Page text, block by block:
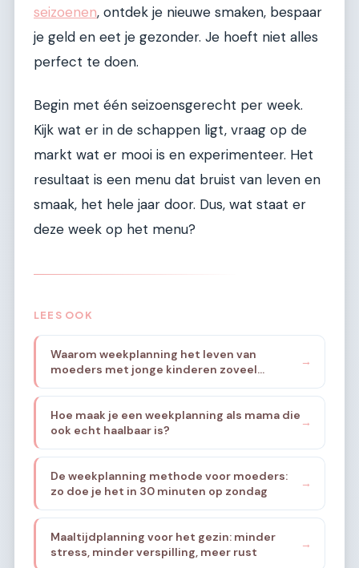
seizoenen, ontdek je nieuwe smaken, bespaar
je geld en eet je gezonder. Je hoeft niet alles
perfect te doen.
Begin met één seizoensgerecht per week.
Kijk wat er in de schappen ligt, vraag op de
markt wat er mooi is en experimenteer. Het
resultaat is een menu dat bruist van leven en
smaak, het hele jaar door. Dus, wat staat er
deze week op het menu?
LEES OOK
Waarom weekplanning het leven van
moeders met jonge kinderen zoveel
rustiger maakt
→
Hoe maak je een weekplanning als mama die
ook echt haalbaar is?
→
De weekplanning methode voor moeders:
zo doe je het in 30 minuten op zondag
→
Maaltijdplanning voor het gezin: minder
stress, minder verspilling, meer rust
→